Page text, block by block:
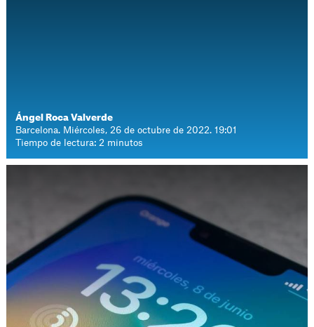
Ángel Roca Valverde
Barcelona. Miércoles, 26 de octubre de 2022. 19:01
Tiempo de lectura: 2 minutos